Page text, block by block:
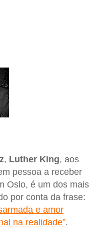
, Luther King, aos
pessoa a receber
Oslo, é um dos mais
por conta da frase:
e amor
na realidade”.